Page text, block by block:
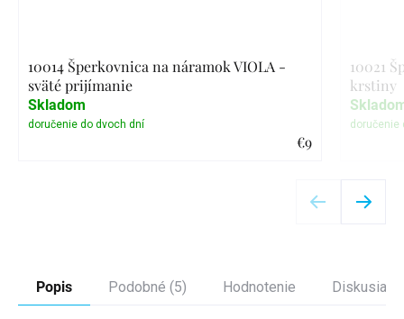
10014 Šperkovnica na náramok VIOLA -
sväté prijímanie
€9
Skladom
10021
krstiny
Popis Podobné (5) Hodnotenie Diskusia